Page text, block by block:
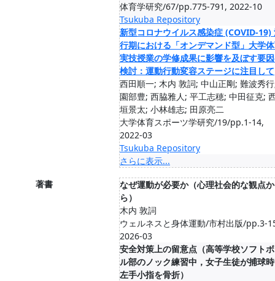
体育学研究/67/pp.775-791, 2022-10
Tsukuba Repository
新型コロナウイルス感染症 (COVID-19)
行期における「オンデマンド型」大学
実技授業の学修成果に影響を及ぼす要
検討：運動行動変容ステージに注目して
西田順一; 木内 敦詞; 中山正剛; 難波秀
園部豊; 西脇雅人; 平工志穂; 中田征克;
垣景太; 小林雄志; 田原亮二
大学体育スポーツ学研究/19/pp.1-14,
2022-03
Tsukuba Repository
さらに表示...
著書
なぜ運動が必要か（心理社会的な観点か
ら）
木内 敦詞
ウェルネスと身体運動/市村出版/pp.3-
2026-03
安全対策上の留意点（高等学校ソフト
ル部のノック練習中，女子生徒が捕球
左手小指を骨折）